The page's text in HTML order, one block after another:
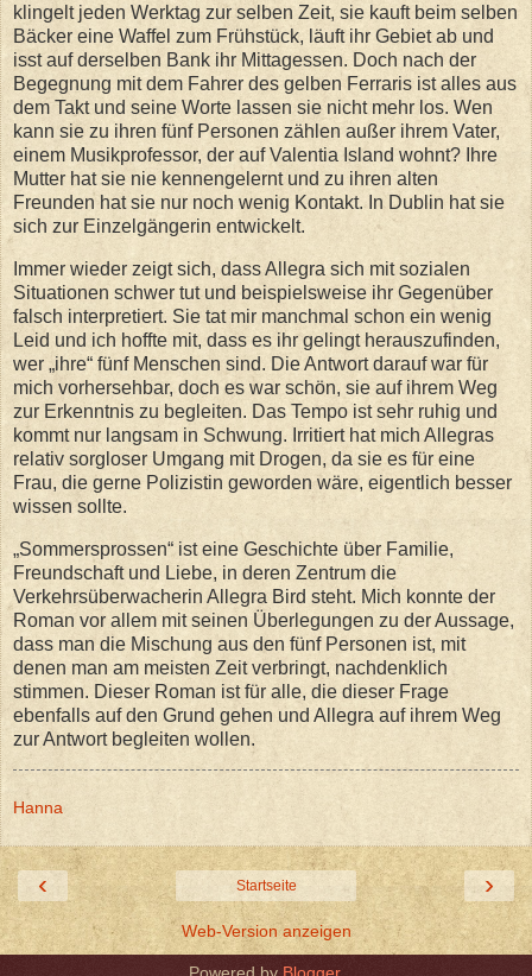
klingelt jeden Werktag zur selben Zeit, sie kauft beim selben
Bäcker eine Waffel zum Frühstück, läuft ihr Gebiet ab und
isst auf derselben Bank ihr Mittagessen. Doch nach der
Begegnung mit dem Fahrer des gelben Ferraris ist alles aus
dem Takt und seine Worte lassen sie nicht mehr los. Wen
kann sie zu ihren fünf Personen zählen außer ihrem Vater,
einem Musikprofessor, der auf Valentia Island wohnt? Ihre
Mutter hat sie nie kennengelernt und zu ihren alten
Freunden hat sie nur noch wenig Kontakt. In Dublin hat sie
sich zur Einzelgängerin entwickelt.
Immer wieder zeigt sich, dass Allegra sich mit sozialen
Situationen schwer tut und beispielsweise ihr Gegenüber
falsch interpretiert. Sie tat mir manchmal schon ein wenig
Leid und ich hoffte mit, dass es ihr gelingt herauszufinden,
wer „ihre“ fünf Menschen sind. Die Antwort darauf war für
mich vorhersehbar, doch es war schön, sie auf ihrem Weg
zur Erkenntnis zu begleiten. Das Tempo ist sehr ruhig und
kommt nur langsam in Schwung. Irritiert hat mich Allegras
relativ sorgloser Umgang mit Drogen, da sie es für eine
Frau, die gerne Polizistin geworden wäre, eigentlich besser
wissen sollte.
„Sommersprossen“ ist eine Geschichte über Familie,
Freundschaft und Liebe, in deren Zentrum die
Verkehrsüberwacherin Allegra Bird steht. Mich konnte der
Roman vor allem mit seinen Überlegungen zu der Aussage,
dass man die Mischung aus den fünf Personen ist, mit
denen man am meisten Zeit verbringt, nachdenklich
stimmen. Dieser Roman ist für alle, die dieser Frage
ebenfalls auf den Grund gehen und Allegra auf ihrem Weg
zur Antwort begleiten wollen.
Hanna
‹ ›
Startseite
Web-Version anzeigen